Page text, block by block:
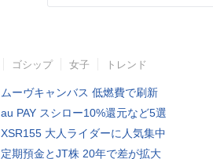
ゴシップ 女子 トレンド
ムーヴキャンバス 低燃費で刷新
au PAY スシロー10%還元など5選
XSR155 大人ライダーに人気集中
定期預金とJT株 20年で差が拡大